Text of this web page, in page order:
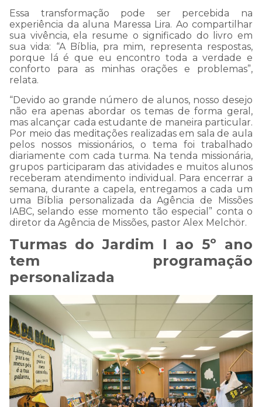
Essa transformação pode ser percebida na
experiência da aluna Maressa Lira. Ao compartilhar
sua vivência, ela resume o significado do livro em
sua vida: “A Bíblia, pra mim, representa respostas,
porque lá é que eu encontro toda a verdade e
conforto para as minhas orações e problemas”,
relata.
“Devido ao grande número de alunos, nosso desejo
não era apenas abordar os temas de forma geral,
mas alcançar cada estudante de maneira particular.
Por meio das meditações realizadas em sala de aula
pelos nossos missionários, o tema foi trabalhado
diariamente com cada turma. Na tenda missionária,
grupos participaram das atividades e muitos alunos
receberam atendimento individual. Para encerrar a
semana, durante a capela, entregamos a cada um
uma Bíblia personalizada da Agência de Missões
IABC, selando esse momento tão especial” conta o
diretor da Agência de Missões, pastor Alex Melchör.
Turmas do Jardim I ao 5º ano
tem programação
personalizada